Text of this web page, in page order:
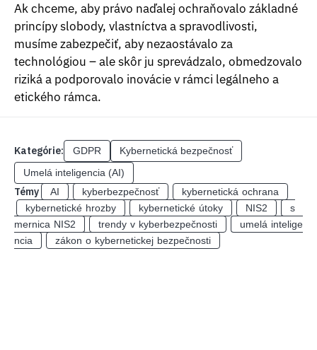
Ak chceme, aby právo naďalej ochraňovalo základné
princípy slobody, vlastníctva a spravodlivosti,
musíme zabezpečiť, aby nezaostávalo za
technológiou – ale skôr ju sprevádzalo, obmedzovalo
riziká a podporovalo inovácie v rámci legálneho a
etického rámca.
Kategórie: GDPR
Kybernetická bezpečnosť
Umelá inteligencia (AI)
Témy AI kyberbezpečnosť
kybernetická ochrana
kybernetické hrozby
kybernetické útoky NIS2
s
mernica NIS2
trendy v kyberbezpečnosti
umelá intelige
ncia
zákon o kybernetickej bezpečnosti